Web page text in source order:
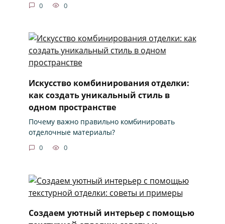
0 0
Искусство комбинирования отделки:
как создать уникальный стиль в
одном пространстве
Почему важно правильно комбинировать
отделочные материалы?
0 0
Создаем уютный интерьер с помощью